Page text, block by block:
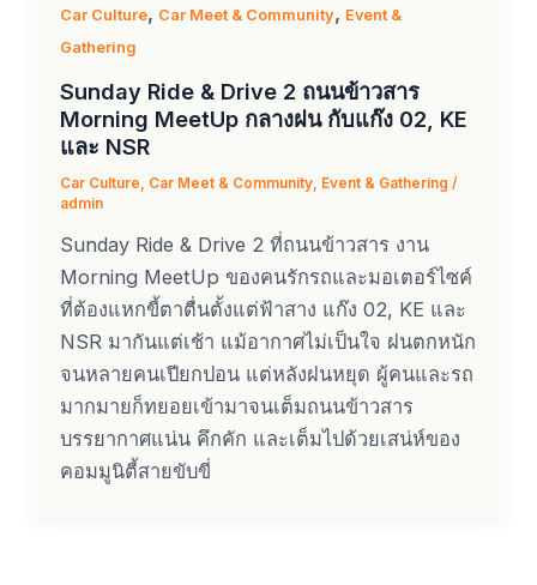
Car Culture, Car Meet & Community, Event &
Gathering
Sunday Ride & Drive 2 ถนนข้าวสาร
Morning MeetUp กลางฝน กับแก๊ง 02, KE
และ NSR
Car Culture, Car Meet & Community, Event & Gathering /
admin
Sunday Ride & Drive 2 ที่ถนนข้าวสาร งาน
Morning MeetUp ของคนรักรถและมอเตอร์ไซค์
ที่ต้องแหกขี้ตาตื่นตั้งแต่ฟ้าสาง แก๊ง 02, KE และ
NSR มากันแต่เช้า แม้อากาศไม่เป็นใจ ฝนตกหนัก
จนหลายคนเปียกปอน แต่หลังฝนหยุด ผู้คนและรถ
มากมายก็ทยอยเข้ามาจนเต็มถนนข้าวสาร
บรรยากาศแน่น คึกคัก และเต็มไปด้วยเสน่ห์ของ
คอมมูนิตี้สายขับขี่